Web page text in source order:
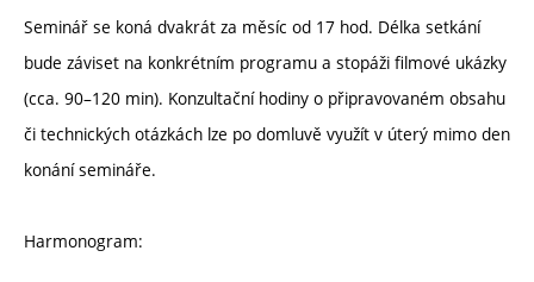
Seminář se koná dvakrát za měsíc od 17 hod. Délka setkání
bude záviset na konkrétním programu a stopáži filmové ukázky
(cca. 90–120 min). Konzultační hodiny o připravovaném obsahu
či technických otázkách lze po domluvě využít v úterý mimo den
konání semináře.
Harmonogram: